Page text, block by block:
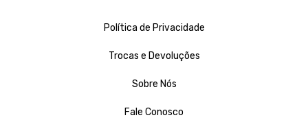
Política de Privacidade
Trocas e Devoluções
Sobre Nós
Fale Conosco